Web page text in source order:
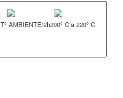
Tº AMBIENTE/2h200º C a 220º C